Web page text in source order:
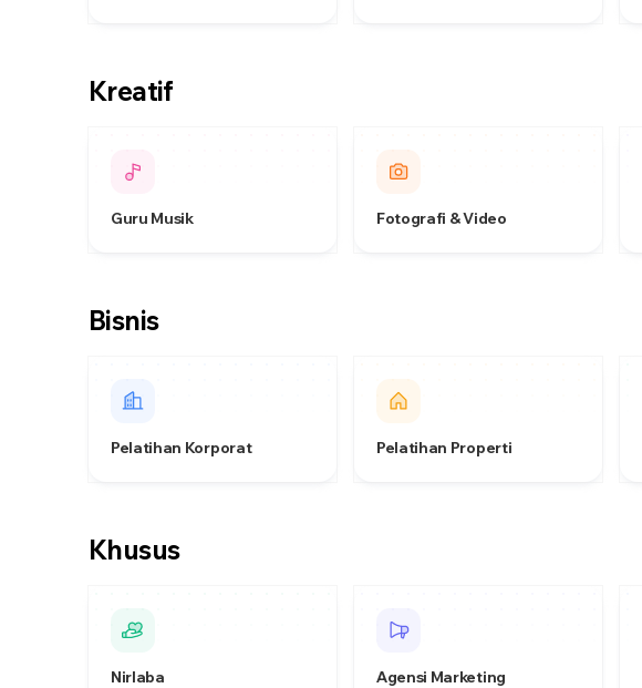
Kreatif
Guru Musik Fotografi & Video
Bisnis
Pelatihan Korporat Pelatihan Properti
Khusus
Nirlaba Agensi Marketing